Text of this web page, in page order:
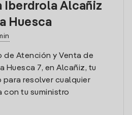
Iberdrola Alcañiz
Huesca
de Atención y Venta de
Huesca 7, en Alcañiz, tu
resolver cualquier
con tu suministro